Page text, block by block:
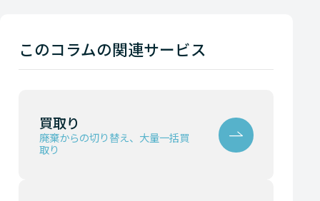
このコラムの関連サービス
買取り
廃棄からの切り替え、大量一括買
取り